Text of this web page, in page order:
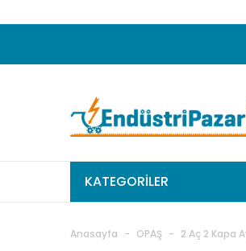
20.000TL ve Üzeri
KATEGORİLER
Anasayfa OPAŞ 2 Aç 2 Kapa